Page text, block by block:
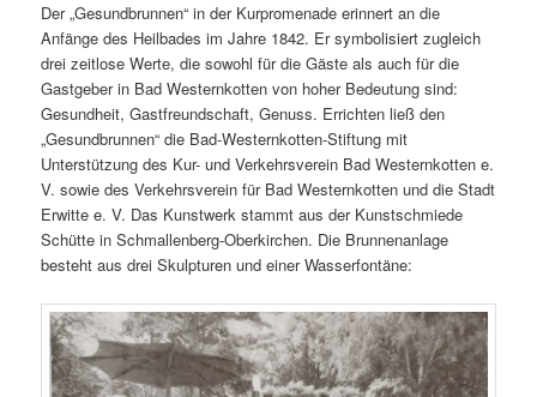
Der „Gesundbrunnen“ in der Kurpromenade erinnert an die
Anfänge des Heilbades im Jahre 1842. Er symbolisiert zugleich
drei zeitlose Werte, die sowohl für die Gäste als auch für die
Gastgeber in Bad Westernkotten von hoher Bedeutung sind:
Gesundheit, Gastfreundschaft, Genuss. Errichten ließ den
„Gesundbrunnen“ die Bad-Westernkotten-Stiftung mit
Unterstützung des Kur- und Verkehrsverein Bad Westernkotten e.
V. sowie des Verkehrsverein für Bad Westernkotten und die Stadt
Erwitte e. V. Das Kunstwerk stammt aus der Kunstschmiede
Schütte in Schmallenberg-Oberkirchen. Die Brunnenanlage
besteht aus drei Skulpturen und einer Wasserfontäne: